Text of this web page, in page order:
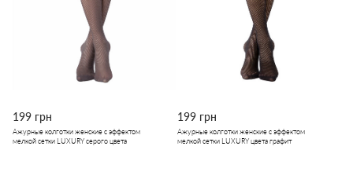
199 грн
Ажурные колготки женские с эффектом
мелкой сетки LUXURY серого цвета
199 грн
Ажурные колготки женские с эффектом
мелкой сетки LUXURY цвета графит